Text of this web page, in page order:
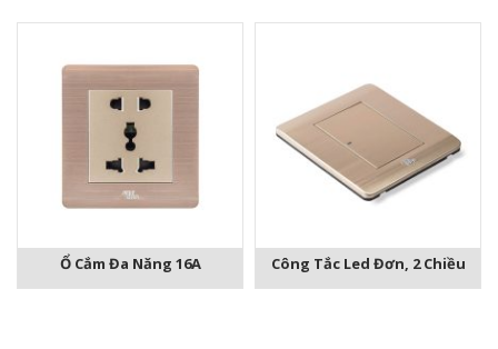
Ổ Cắm Đa Năng 16A Công Tắc Led Đơn, 2 Chiều